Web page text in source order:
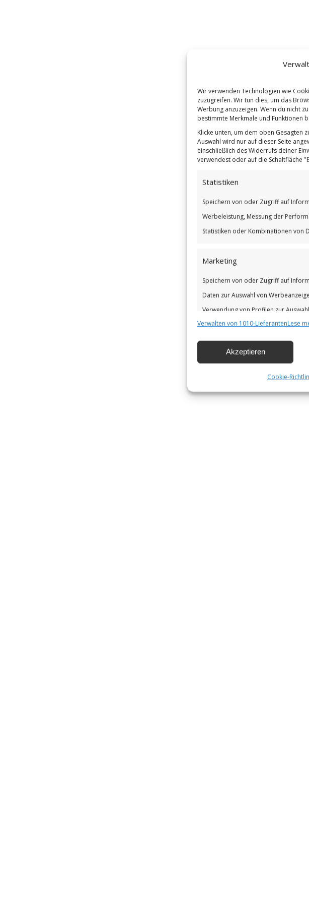
Wir verwenden Technologien wie
zuzugreifen. Wir tun dies, um das
Werbung anzuzeigen. Wenn du nicht
bestimmte Merkmale und Funktionen
Klicke unten, um dem oben Gesagten
Auswahl wird nur auf dieser Seite
einschließlich des Widerrufs deiner
verwendest oder auf die Schaltfläche
Statistiken
Speichern von oder Zugriff auf
Werbeleistung, Messung der
Statistiken oder Kombinationen von
Marketing
Speichern von oder Zugriff auf
Daten zur Auswahl von
Verwendung von Profilen zur
Verbesserung der Angebote.
Eigenschaften
Abgleichung und Kombination von
Verwalten von 1010-LieferantenLese
Akzeptieren
Cookie-